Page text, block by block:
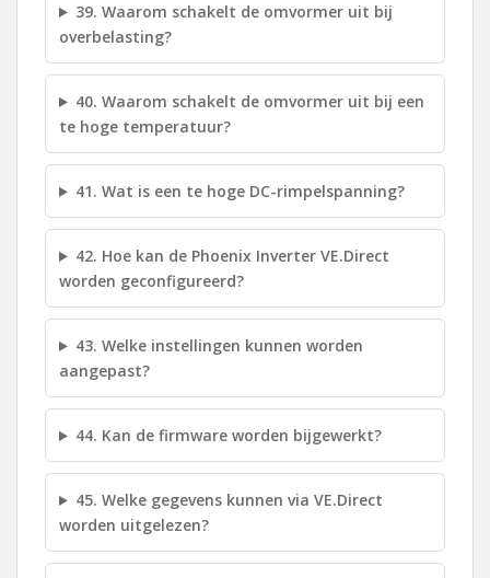
39. Waarom schakelt de omvormer uit bij
overbelasting?
40. Waarom schakelt de omvormer uit bij een
te hoge temperatuur?
41. Wat is een te hoge DC-rimpelspanning?
42. Hoe kan de Phoenix Inverter VE.Direct
worden geconfigureerd?
43. Welke instellingen kunnen worden
aangepast?
44. Kan de firmware worden bijgewerkt?
45. Welke gegevens kunnen via VE.Direct
worden uitgelezen?